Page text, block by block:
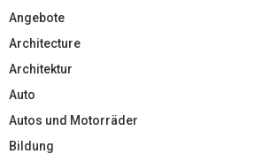
Angebote
Architecture
Architektur
Auto
Autos und Motorräder
Bildung